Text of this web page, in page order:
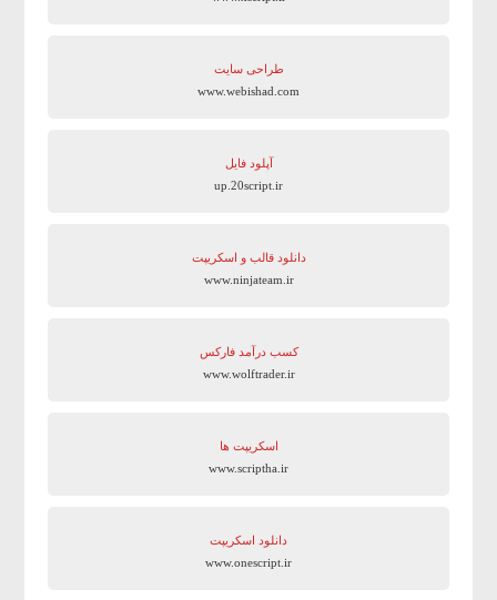
طراحی سایت
www.webishad.com
آپلود فایل
up.20script.ir
دانلود قالب و اسکریپت
www.ninjateam.ir
کسب درآمد فارکس
www.wolftrader.ir
اسکریپت ها
www.scriptha.ir
دانلود اسکریپت
www.onescript.ir